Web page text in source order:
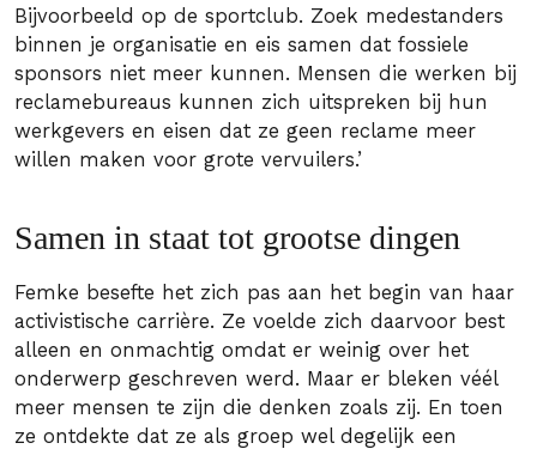
Bijvoorbeeld op de sportclub. Zoek medestanders
binnen je organisatie en eis samen dat fossiele
sponsors niet meer kunnen. Mensen die werken bij
reclamebureaus kunnen zich uitspreken bij hun
werkgevers en eisen dat ze geen reclame meer
willen maken voor grote vervuilers.’
Samen in staat tot grootse dingen
Femke besefte het zich pas aan het begin van haar
activistische carrière. Ze voelde zich daarvoor best
alleen en onmachtig omdat er weinig over het
onderwerp geschreven werd. Maar er bleken véél
meer mensen te zijn die denken zoals zij. En toen
ze ontdekte dat ze als groep wel degelijk een